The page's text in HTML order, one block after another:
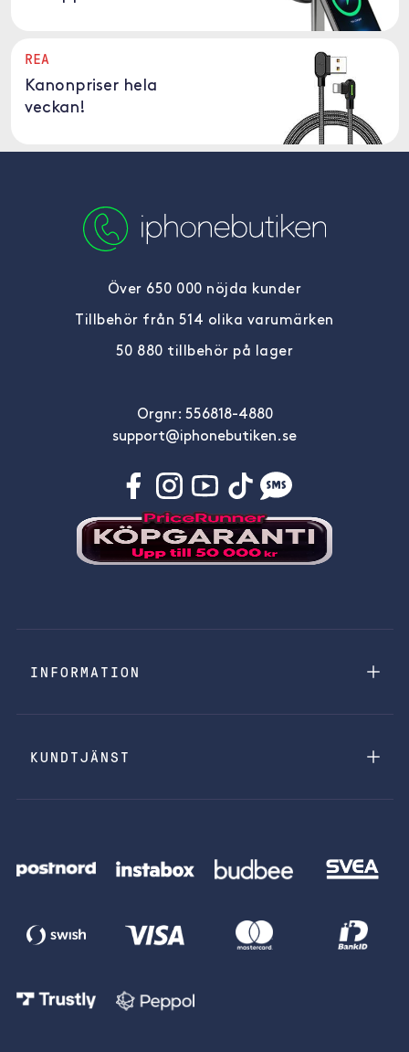
REA
Kanonpriser hela
veckan!
Över 650 000 nöjda kunder
Tillbehör från 514 olika varumärken
50 880 tillbehör på lager
Orgnr: 556818-4880
support@iphonebutiken.se
INFORMATION
KUNDTJÄNST